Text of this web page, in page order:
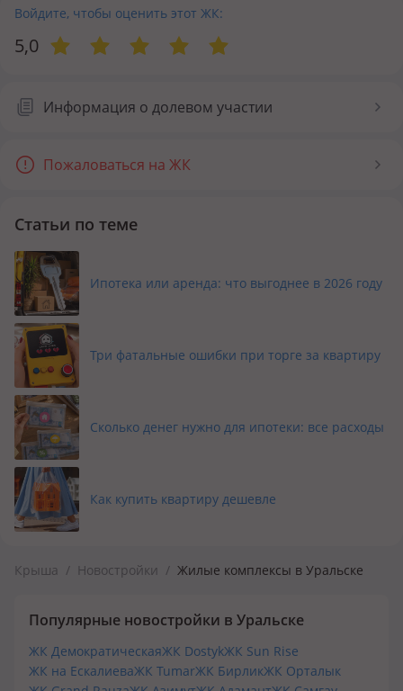
Войдите, чтобы оценить этот ЖК:
5,0
Информация о долевом участии
Пожаловаться на ЖК
Статьи по теме
Ипотека или аренда: что выгоднее в 2026 году
Три фатальные ошибки при торге за квартиру
Сколько денег нужно для ипотеки: все расходы
Как купить квартиру дешевле
Крыша / Новостройки / Жилые комплексы в Уральске
Популярные новостройки в Уральске
ЖК ДемократическаяЖК DostykЖК Sun Rise
ЖК на ЕскалиеваЖК TumarЖК БирликЖК Орталык